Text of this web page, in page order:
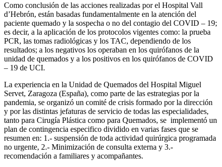
Como conclusión de las acciones realizadas por el Hospital Vall
d’Hebrón, están basadas fundamentalmente en la atención del
paciente quemado y la sospecha o no del contagio del COVID – 19;
es decir, a la aplicación de los protocolos vigentes como: la prueba
PCR, las tomas radiológicas y los TAC, dependiendo de los
resultados; a los negativos los operaban en los quirófanos de la
unidad de quemados y a los positivos en los quirófanos de COVID
– 19 de UCI.
La experiencia en la Unidad de Quemados del Hospital Miguel
Servet, Zaragoza (España), como parte de las estrategias por la
pandemia, se organizó un comité de crisis formado por la dirección
y por las distintas jefaturas de servicio de todas las espe­cialidades,
tanto para Cirugía Plástica como para Quemados, se implementó un
plan de contingencia especifico dividido en varias fases que se
resumen en: 1.- suspensión de toda actividad quirúrgica programada
no urgente, 2.- Minimización de consulta externa y 3.-
recomendación a familiares y acompañantes.